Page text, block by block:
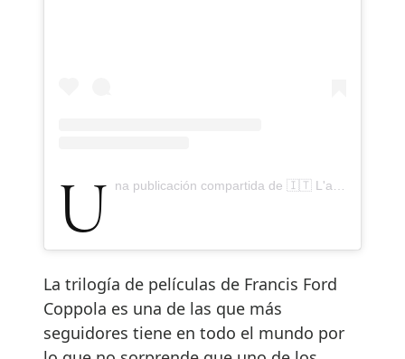
Una publicación compartida de 🇮🇹 L'avvocato 🇮🇹 (@vertigo1983)
La trilogía de películas de Francis Ford
Coppola es una de las que más
seguidores tiene en todo el mundo por